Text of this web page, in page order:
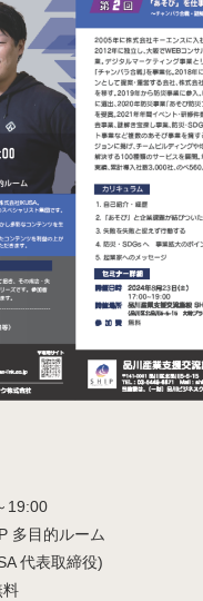
19:00
多目的ルーム
代表取締役)
料